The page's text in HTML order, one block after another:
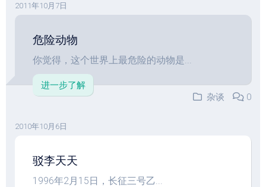
2011年10月7日
危险动物
你觉得，这个世界上最危险的动物是...
进一步了解
杂谈
0
2010年10月6日
驳李天天
1996年2月15日，长征三号乙...